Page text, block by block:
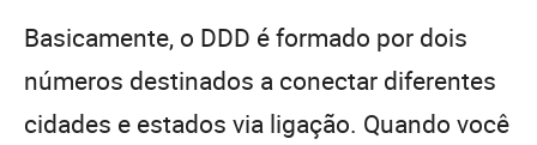
Basicamente, o DDD é formado por dois
números destinados a conectar diferentes
cidades e estados via ligação. Quando você